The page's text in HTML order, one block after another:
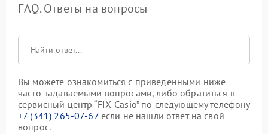
FAQ. Ответы на вопросы
Вы можете ознакомиться с приведенными ниже
часто задаваемыми вопросами, либо обратиться в
сервисный центр “FIX-Casio” по следующему телефону
+7 (341) 265-07-67если не нашли ответ на свой
вопрос.